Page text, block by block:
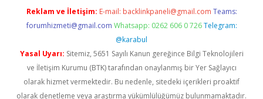
Reklam ve İletişim: E-mail: backlinkpaneli@gmail.com Teams:
forumhizmeti@gmail.com Whatsapp: 0262 606 0 726 Telegram:
@karabul
Yasal Uyarı: Sitemiz, 5651 Sayılı Kanun gereğince Bilgi Teknolojileri
ve İletişim Kurumu (BTK) tarafından onaylanmış bir Yer Sağlayıcı
olarak hizmet vermektedir. Bu nedenle, sitedeki içerikleri proaktif
olarak denetleme veya araştırma yükümlülüğümüz bulunmamaktadır.